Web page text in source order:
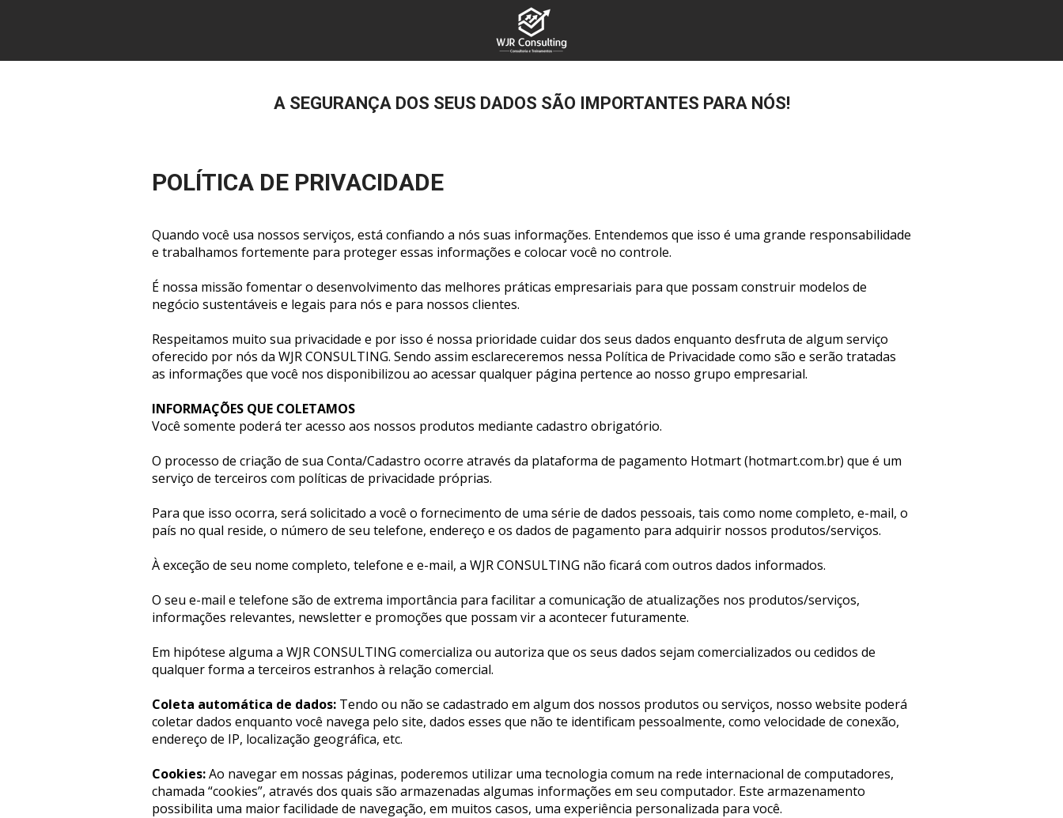
A SEGURANÇA DOS SEUS DADOS SÃO IMPORTANTES PARA NÓS!
POLÍTICA DE PRIVACIDADE
Quando você usa nossos serviços, está confiando a nós suas informações. Entendemos que isso é uma grande responsabilidade
e trabalhamos fortemente para proteger essas informações e colocar você no controle.
É nossa missão fomentar o desenvolvimento das melhores práticas empresariais para que possam construir modelos de
negócio sustentáveis e legais para nós e para nossos clientes.
Respeitamos muito sua privacidade e por isso é nossa prioridade cuidar dos seus dados enquanto desfruta de algum serviço
oferecido por nós da WJR CONSULTING. Sendo assim esclareceremos nessa Política de Privacidade como são e serão tratadas
as informações que você nos disponibilizou ao acessar qualquer página pertence ao nosso grupo empresarial.
INFORMAÇÕES QUE COLETAMOS
Você somente poderá ter acesso aos nossos produtos mediante cadastro obrigatório.
O processo de criação de sua Conta/Cadastro ocorre através da plataforma de pagamento Hotmart (hotmart.com.br) que é um
serviço de terceiros com políticas de privacidade próprias.
Para que isso ocorra, será solicitado a você o fornecimento de uma série de dados pessoais, tais como nome completo, e-mail, o
país no qual reside, o número de seu telefone, endereço e os dados de pagamento para adquirir nossos produtos/serviços.
À exceção de seu nome completo, telefone e e-mail, a WJR CONSULTING não ficará com outros dados informados.
O seu e-mail e telefone são de extrema importância para facilitar a comunicação de atualizações nos produtos/serviços,
informações relevantes, newsletter e promoções que possam vir a acontecer futuramente.
Em hipótese alguma a WJR CONSULTING comercializa ou autoriza que os seus dados sejam comercializados ou cedidos de
qualquer forma a terceiros estranhos à relação comercial.
Coleta automática de dados: Tendo ou não se cadastrado em algum dos nossos produtos ou serviços, nosso website poderá
coletar dados enquanto você navega pelo site, dados esses que não te identificam pessoalmente, como velocidade de conexão,
endereço de IP, localização geográfica, etc.
Cookies: Ao navegar em nossas páginas, poderemos utilizar uma tecnologia comum na rede internacional de computadores,
chamada “cookies”, através dos quais são armazenadas algumas informações em seu computador. Este armazenamento
possibilita uma maior facilidade de navegação, em muitos casos, uma experiência personalizada para você.